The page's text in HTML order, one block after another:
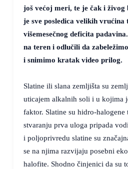
još većoj meri, te je čak i živog
je sve posledica velikih
višemesečnog deficita
na teren i odlučili da
i snimimo kratak video prilog.
Slatine ili slana zemljišta su
uticajem alkalnih soli i u kojima
faktor. Slatine su hidro-
stvaranju prva uloga pripada
i poljoprivredu slatine su
se na njima razvijaju posebni
halofite. Shodno činjenici da su